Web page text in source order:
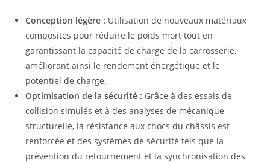
Conception légère : Utilisation de nouveaux matériaux
composites pour réduire le poids mort tout en
garantissant la capacité de charge de la carrosserie,
améliorant ainsi le rendement énergétique et le
potentiel de charge.
Optimisation de la sécurité : Grâce à des essais de
collision simulés et à des analyses de mécanique
structurelle, la résistance aux chocs du châssis est
renforcée et des systèmes de sécurité tels que la
prévention du retournement et la synchronisation des